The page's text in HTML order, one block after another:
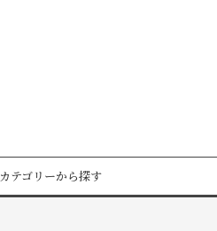
カテゴリーから探す